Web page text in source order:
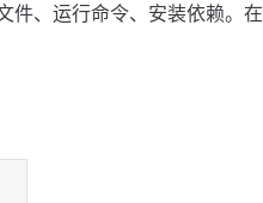
件、运行命令、安装依赖。在